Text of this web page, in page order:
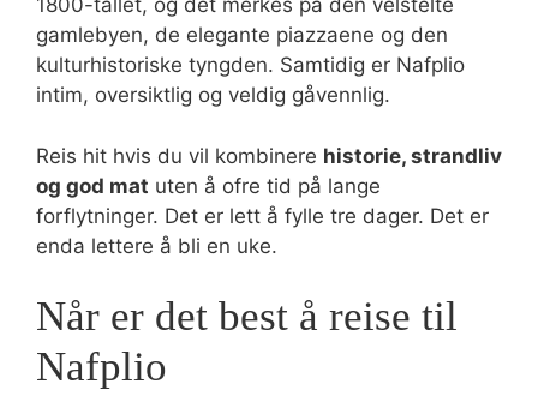
1800-tallet, og det merkes på den velstelte
gamlebyen, de elegante piazzaene og den
kulturhistoriske tyngden. Samtidig er Nafplio
intim, oversiktlig og veldig gåvennlig.
Reis hit hvis du vil kombinere historie, strandliv
og god mat uten å ofre tid på lange
forflytninger. Det er lett å fylle tre dager. Det er
enda lettere å bli en uke.
Når er det best å reise til
Nafplio